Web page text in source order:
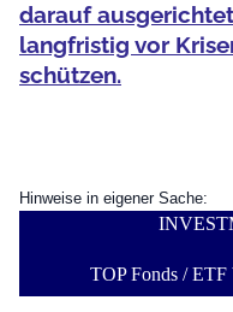
darauf
langfristig vor
schützen.
Hinweise in eigener Sache:
TOP Fonds /